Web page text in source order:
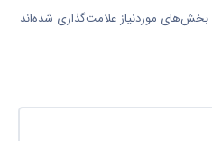
بخش‌های موردنیاز علامت‌گذاری شده‌اند